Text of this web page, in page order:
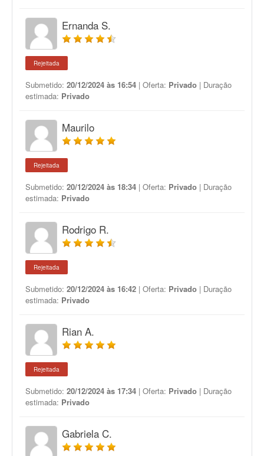
Ernanda S.
Rejeitada
Submetido: 20/12/2024 às 16:54 | Oferta: Privado | Duração
estimada: Privado
Maurilo
Rejeitada
Submetido: 20/12/2024 às 18:34 | Oferta: Privado | Duração
estimada: Privado
Rodrigo R.
Rejeitada
Submetido: 20/12/2024 às 16:42 | Oferta: Privado | Duração
estimada: Privado
Rian A.
Rejeitada
Submetido: 20/12/2024 às 17:34 | Oferta: Privado | Duração
estimada: Privado
Gabriela C.